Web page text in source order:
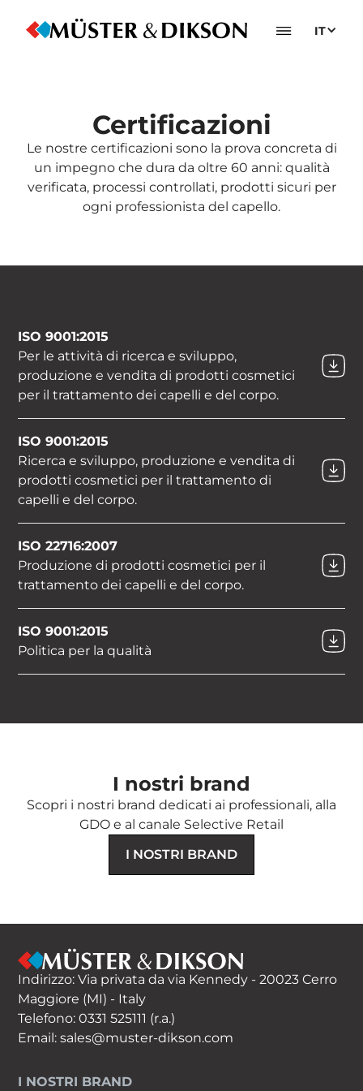
IT
Certificazioni
Le nostre certificazioni sono la prova concreta di
un impegno che dura da oltre 60 anni: qualità
verificata, processi controllati, prodotti sicuri per
ogni professionista del capello.
ISO 9001:2015
Per le attività di ricerca e sviluppo,
produzione e vendita di prodotti cosmetici
per il trattamento dei capelli e del corpo.
ISO 9001:2015
Ricerca e sviluppo, produzione e vendita di
prodotti cosmetici per il trattamento di
capelli e del corpo.
ISO 22716:2007
Produzione di prodotti cosmetici per il
trattamento dei capelli e del corpo.
ISO 9001:2015
Politica per la qualità
I nostri brand
Scopri i nostri brand dedicati ai professionali, alla
GDO e al canale Selective Retail
I NOSTRI BRAND
Indirizzo: Via privata da via Kennedy - 20023 Cerro
Maggiore (MI) - Italy
Telefono:0331 525111 (r.a.)
Email:sales@muster-dikson.com
I NOSTRI BRAND